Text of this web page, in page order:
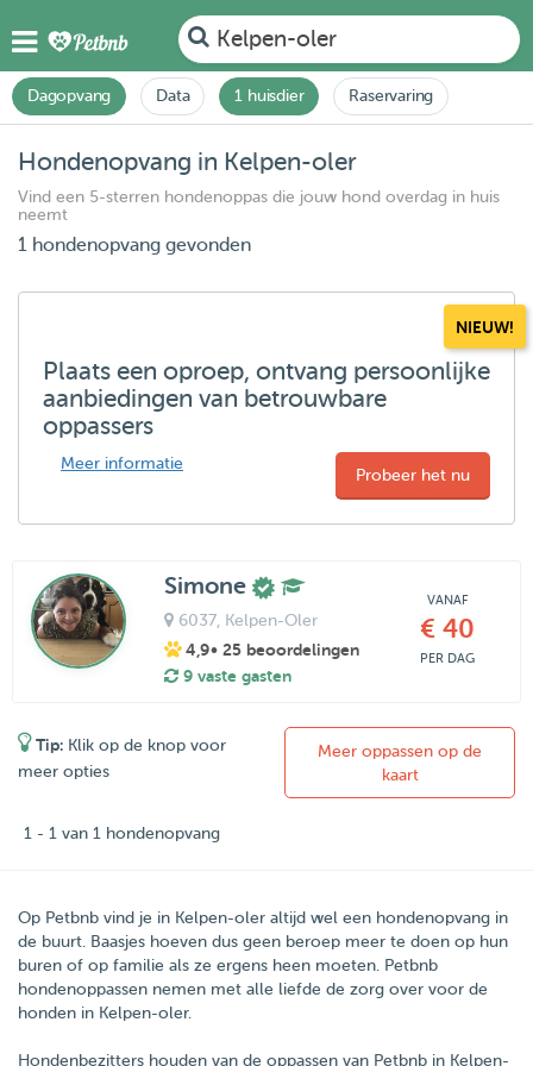
Kelpen-oler
Dagopvang Data 1 huisdier Raservaring
Hondenopvang in Kelpen-oler
Vind een 5-sterren hondenoppas die jouw hond overdag in huis
neemt
1 hondenopvang gevonden
NIEUW!
Plaats een oproep, ontvang persoonlijke
aanbiedingen van betrouwbare
oppassers
Meer informatie
Probeer het nu
Simone
6037, Kelpen-Oler
4,9• 25 beoordelingen
9 vaste gasten
VANAF
€ 40
PER DAG
Tip: Klik op de knop voor
meer opties
Meer oppassen op de
kaart
1 - 1 van 1 hondenopvang
Op Petbnb vind je in Kelpen-oler altijd wel een hondenopvang in
de buurt. Baasjes hoeven dus geen beroep meer te doen op hun
buren of op familie als ze ergens heen moeten. Petbnb
hondenoppassen nemen met alle liefde de zorg over voor de
honden in Kelpen-oler.
Hondenbezitters houden van de oppassen van Petbnb in Kelpen-